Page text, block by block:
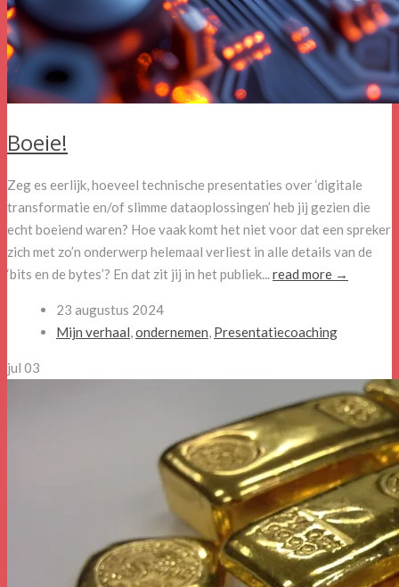
Boeie!
Zeg es eerlijk, hoeveel technische presentaties over ‘digitale
transformatie en/of slimme dataoplossingen’ heb jij gezien die
echt boeiend waren? Hoe vaak komt het niet voor dat een spreker
zich met zo’n onderwerp helemaal verliest in alle details van de
‘bits en de bytes’? En dat zit jij in het publiek...read more →
23 augustus 2024
Mijn verhaal,ondernemen, Presentatiecoaching
jul 03